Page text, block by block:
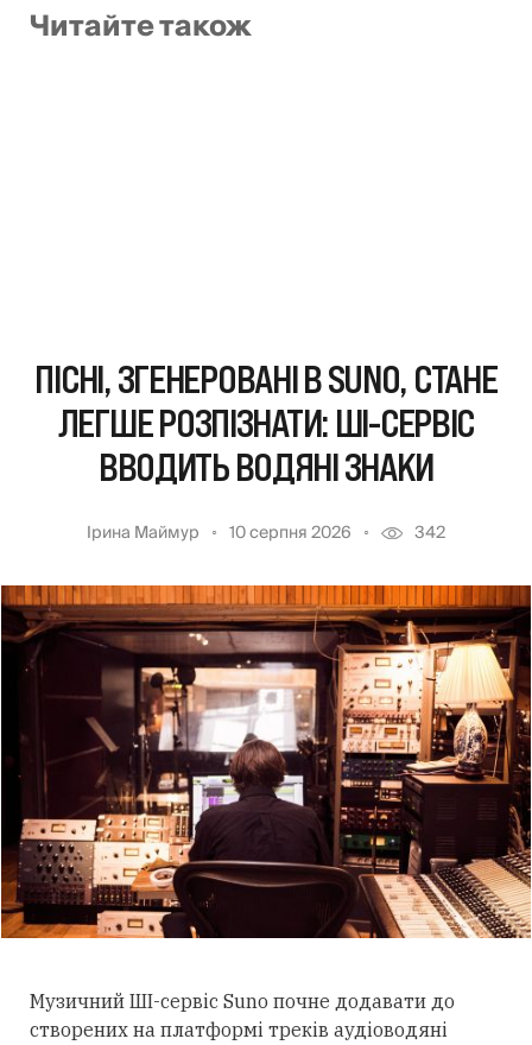
Читайте також
ПІСНІ, ЗГЕНЕРОВАНІ В SUNO, СТАНЕ
ЛЕГШЕ РОЗПІЗНАТИ: ШІ-СЕРВІС
ВВОДИТЬ ВОДЯНІ ЗНАКИ
Ірина Маймур 10 серпня 2026 342
Музичний ШІ-сервіс Suno почне додавати до
створених на платформі треків аудіоводяні